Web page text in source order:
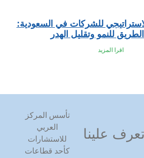
للشركات في السعودية:
للنمو وتقليل الهدر
اقرا المزيد
تأسس المركز
العربي
للاستشارات
كأحد قطاعات
تعرف علينا